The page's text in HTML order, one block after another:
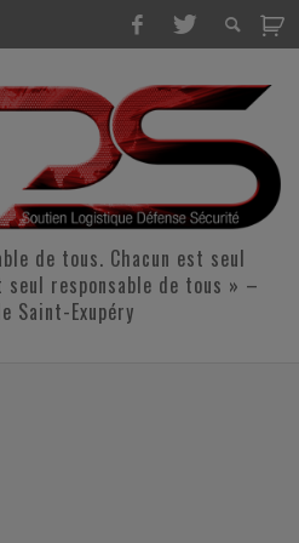
de tous. Chacun est seul
seul responsable de tous » –
Saint-Exupéry